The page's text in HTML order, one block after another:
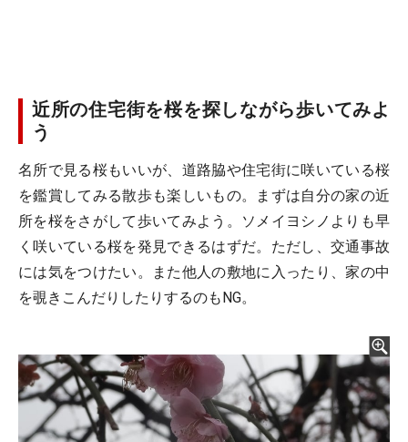
近所の住宅街を桜を探しながら歩いてみよ
う
名所で見る桜もいいが、道路脇や住宅街に咲いている桜
を鑑賞してみる散歩も楽しいもの。まずは自分の家の近
所を桜をさがして歩いてみよう。ソメイヨシノよりも早
く咲いている桜を発見できるはずだ。ただし、交通事故
には気をつけたい。また他人の敷地に入ったり、家の中
を覗きこんだりしたりするのもNG。